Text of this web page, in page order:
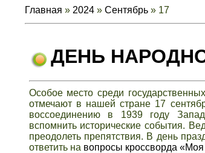
Главная » 2024 » Сентябрь » 17
ДЕНЬ
Особое место среди
отмечают в нашейстране 17
воссоединению в 1939 году
вспомнить исторические события.
преодолеть препятствия. В день
ответить на вопросы кроссворда